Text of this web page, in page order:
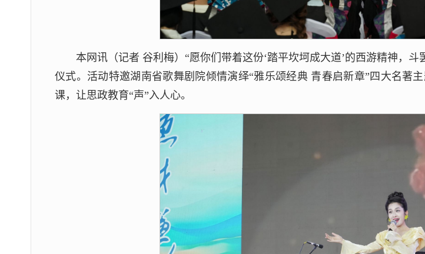
本网讯（记者 谷利梅）“愿你们带着这份‘踏平坎坷成大道’的西游精神，
仪式。活动特邀湖南省歌舞剧院倾情演绎“雅乐颂经典 青春启新章”四大名著
课，让思政教育“声”入人心。